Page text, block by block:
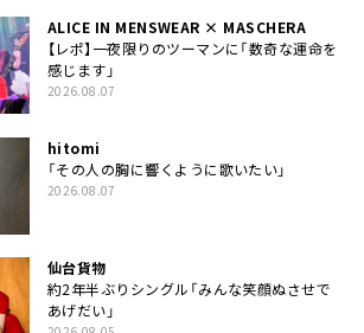
ALICE IN MENSWEAR × MASCHERA
【レポ】一夜限りのツーマンに「数奇な運命を
感じます」
2026.08.07
hitomi
「その人の胸に響くように歌いたい」
2026.08.07
仙台貨物
約2年半ぶりシングル「みんな笑顔ぬさせで
あげだい」